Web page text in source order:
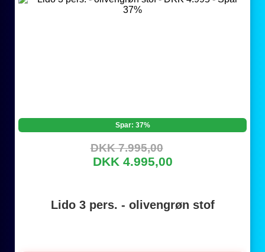
Spar: 37%
DKK 7.995,00
DKK 4.995,00
Lido 3 pers. - olivengrøn stof